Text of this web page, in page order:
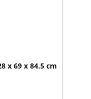
x 69 x 84.5 cm